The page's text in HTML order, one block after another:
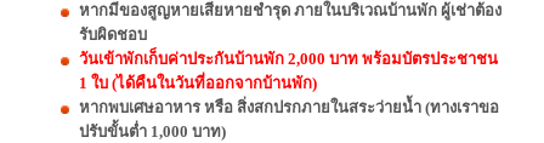
หากมีของสูญหายเสียหายชำรุด ภายในบริเวณบ้านพัก ผู้เช่าต้อง
รับผิดชอบ
วันเข้าพักเก็บค่าประกันบ้านพัก 2,000 บาท พร้อมบัตรประชาชน
1 ใบ (ได้คืนในวันที่ออกจากบ้านพัก)
หากพบเศษอาหาร หรือ สิ่งสกปรกภายในสระว่ายน้ำ (ทางเราขอ
ปรับขั้นต่ำ 1,000 บาท)